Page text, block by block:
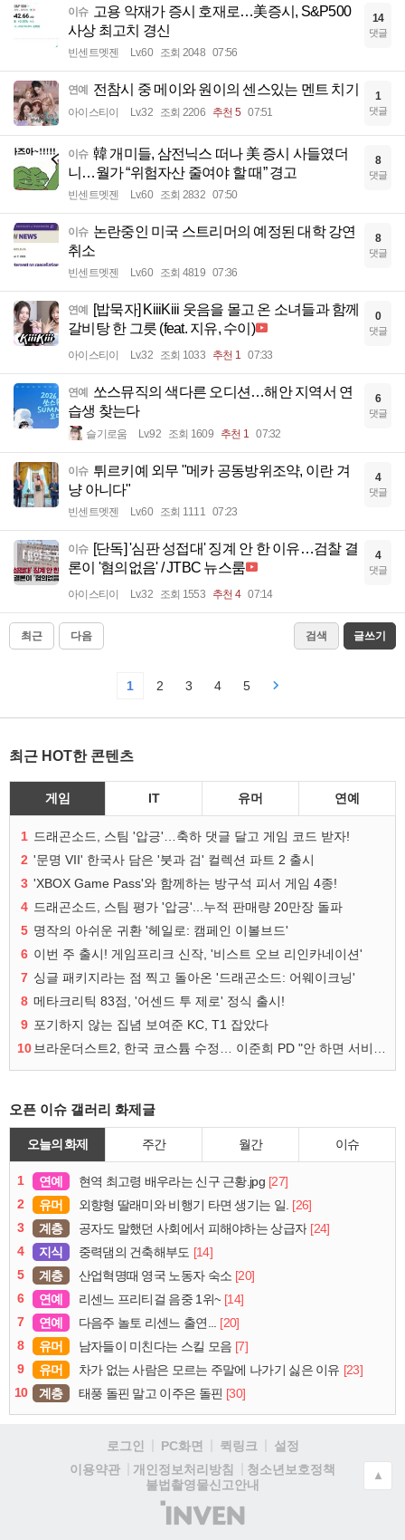
이슈 고용 악재가 증시 호재로…美증시, S&P500
사상 최고치 경신
빈센트멧젠 Lv.60 조회 2048 07:56
14
댓글
연예 전참시 중 메이와 원이의 센스있는 멘트 치기
아이스티이 Lv.32 조회 2206 추천 5 07:51
1
댓글
이슈 韓 개미들, 삼전닉스 떠나 美 증시 사들였더
니…월가 “위험자산 줄여야 할 때” 경고
빈센트멧젠 Lv.60 조회 2832 07:50
8
댓글
이슈 논란중인 미국 스트리머의 예정된 대학 강연
취소
빈센트멧젠 Lv.60 조회 4819 07:36
8
댓글
연예
[밥묵자] KiiiKiii 웃음을 몰고 온 소녀들과 함께
갈비탕 한 그릇 (feat. 지유, 수이)
아이스티이 Lv.32 조회 1033 추천 1 07:33
0
댓글
연예
쏘스뮤직의 색다른 오디션…해안 지역서 연
습생 찾는다
슬기로움 Lv.92 조회 1609 추천 1 07:32
6
댓글
이슈 튀르키예 외무 "메카 공동방위조약, 이란 겨
냥 아니다"
빈센트멧젠 Lv.60 조회 1111 07:23
4
댓글
이슈 [단독] '심판 성접대' 징계 안 한 이유…검찰 결
론이 '혐의없음' / JTBC 뉴스룸
아이스티이 Lv.32 조회 1553 추천 4 07:14
4
댓글
최근 다음 검색 글쓰기
1 2 3 4 5
최근 HOT한 콘텐츠
게임 IT 유머 연예
1 드래곤소드, 스팀 '압긍'…축하 댓글 달고 게임 코드 받자!
2 '문명 VII' 한국사 담은 '붓과 검' 컬렉션 파트 2 출시
3 'XBOX Game Pass'와 함께하는 방구석 피서 게임 4종!
4 드래곤소드, 스팀 평가 '압긍'...누적 판매량 20만장 돌파
5 명작의 아쉬운 귀환 '헤일로: 캠페인 이볼브드'
6 이번 주 출시! 게임프리크 신작, '비스트 오브 리인카네이션'
7 싱글 패키지라는 점 찍고 돌아온 '드래곤소드: 어웨이크닝'
8 메타크리틱 83점, '어센드 투 제로' 정식 출시!
9 포기하지 않는 집념 보여준 KC, T1 잡았다
10
오픈 이슈 갤러리 화제글
오늘의 화제 주간 월간 이슈
1 연예 현역 최고령 배우라는 신구 근황.jpg [27]
2
유머 외향형 딸래미와 비행기 타면 생기는 일. [26]
3
계층 공자도 말했던 사회에서 피해야하는 상급자 [24]
4
지식 중력댐의 건축해부도 [14]
5
계층 산업혁명때 영국 노동자 숙소 [20]
6
연예 리센느 프리티걸 음중 1위~ [14]
7
연예 다음주 놀토 리센느 출연... [20]
8
유머 남자들이 미친다는 스킬 모음 [7]
9
유머 차가 없는 사람은 모르는 주말에 나가기 싫은 이유 [23]
10
계층 태풍 돌핀 말고 이주은 돌핀 [30]
로그인 PC화면 퀵링크
설정
이용약관
개인정보처리방침
청소년보호정책
불법촬영물신고안내
(주)
인
▲